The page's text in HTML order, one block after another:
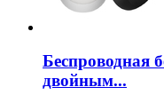
Беспроводная
двойным...